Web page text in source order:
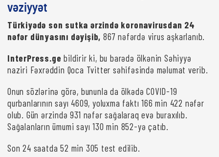
vəziyyət
Türkiyədə son sutka ərzində koronavirusdan 24
nəfər dünyasını dəyişib,867 nəfərdə virus aşkarlanıb.
InterPress.ge bildirir ki, bu barədə ölkənin Səhiyyə
naziri Fəxrəddin Qoca Tvitter səhifəsində məlumat verib.
Onun sözlərinə görə, bununla da ölkədə COVID-19
qurbanlarının sayı 4609, yoluxma faktı 166 min 422 nəfər
olub. Gün ərzində 931 nəfər sağalaraq evə buraxılıb.
Sağalanların ümumi sayı 130 min 852-yə çatıb.
Son 24 saatda 52 min 305 test edilib.